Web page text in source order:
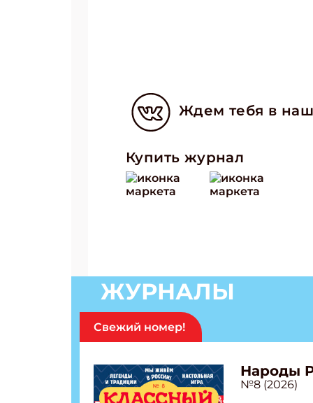
Ждем тебя в
Купить журнал
ЖУРНАЛЫ
Свежий номер!
Народы
№8 (2026)